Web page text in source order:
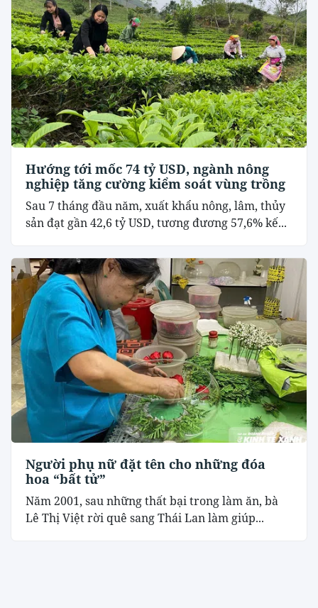
Hướng tới mốc 74 tỷ USD, ngành nông
nghiệp tăng cường kiểm soát vùng trồng
Sau 7 tháng đầu năm, xuất khẩu nông, lâm, thủy
sản đạt gần 42,6 tỷ USD, tương đương 57,6% kế...
Người phụ nữ đặt tên cho những đóa
hoa “bất tử”
Năm 2001, sau những thất bại trong làm ăn, bà
Lê Thị Việt rời quê sang Thái Lan làm giúp...